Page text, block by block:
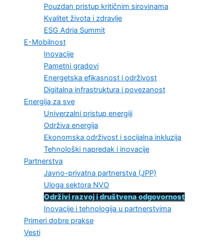
Pouzdan pristup kritičnim sirovinama
Kvalitet života i zdravlje
ESG Adria Summit
E-Mobilnost
Inovacije
Pametni gradovi
Energetska efikasnost i održivost
Digitalna infrastruktura i povezanost
Energija za sve
Univerzalni pristup energiji
Održiva energija
Ekonomska održivost i socijalna inkluzija
Tehnološki napredak i inovacije
Partnerstva
Javno-privatna partnerstva (JPP)
Uloga sektora NVO
Održivi razvoj i društvena odgovornost
Inovacije i tehnologija u partnerstvima
Primeri dobre prakse
Vesti